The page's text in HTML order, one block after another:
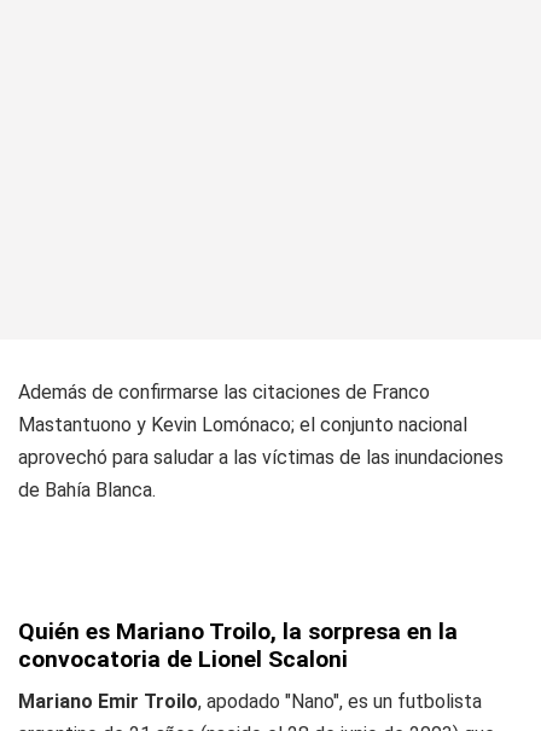
Además de confirmarse las citaciones de Franco
Mastantuono y Kevin Lomónaco; el conjunto nacional
aprovechó para saludar a las víctimas de las inundaciones
de Bahía Blanca.
Quién es Mariano Troilo, la sorpresa en la
convocatoria de Lionel Scaloni
Mariano Emir Troilo, apodado "Nano", es un futbolista